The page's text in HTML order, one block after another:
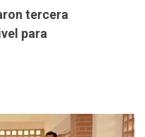
tercera
para